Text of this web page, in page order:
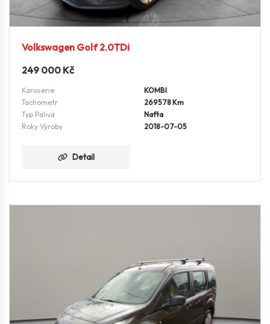
Volkswagen Golf 2.0TDi
249 000 Kč
Karoserie
KOMBI
Tachometr
269578 Km
Typ Paliva
Nafta
Roky Výroby
2018-07-05
Detail